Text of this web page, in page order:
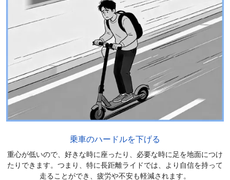
乗車のハードルを下げる
重心が低いので、好きな時に座ったり、必要な時に足を地面につけ
たりできます。つまり、特に長距離ライドでは、より自信を持って
走ることができ、疲労や不安も軽減されます。